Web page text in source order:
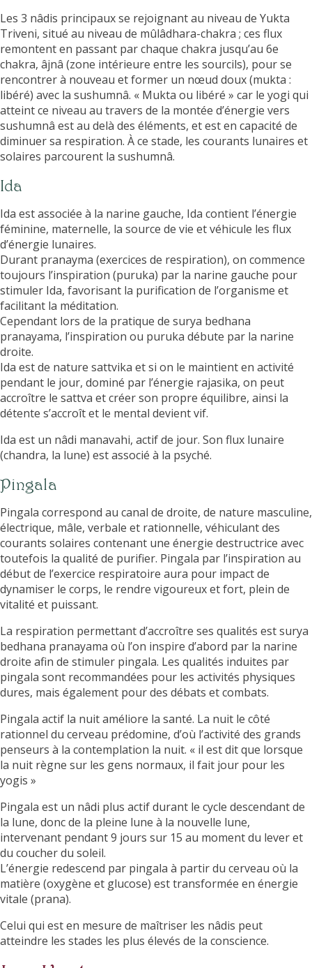
Les 3 nâdis principaux se rejoignant au niveau de Yukta
Triveni, situé au niveau de mûlâdhara-chakra ; ces flux
remontent en passant par chaque chakra jusqu’au 6e
chakra, âjnâ (zone intérieure entre les sourcils), pour se
rencontrer à nouveau et former un nœud doux (mukta :
libéré) avec la sushumnâ. « Mukta ou libéré » car le yogi qui
atteint ce niveau au travers de la montée d’énergie vers
sushumnâ est au delà des éléments, et est en capacité de
diminuer sa respiration. À ce stade, les courants lunaires et
solaires parcourent la sushumnâ.
Ida
Ida est associée à la narine gauche, Ida contient l’énergie
féminine, maternelle, la source de vie et véhicule les flux
d’énergie lunaires.
Durant pranayma (exercices de respiration), on commence
toujours l’inspiration (puruka) par la narine gauche pour
stimuler Ida, favorisant la purification de l’organisme et
facilitant la méditation.
Cependant lors de la pratique de surya bedhana
pranayama, l’inspiration ou puruka débute par la narine
droite.
Ida est de nature sattvika et si on le maintient en activité
pendant le jour, dominé par l’énergie rajasika, on peut
accroître le sattva et créer son propre équilibre, ainsi la
détente s’accroît et le mental devient vif.
Ida est un nâdi manavahi, actif de jour. Son flux lunaire
(chandra, la lune) est associé à la psyché.
Pingala
Pingala correspond au canal de droite, de nature masculine,
électrique, mâle, verbale et rationnelle, véhiculant des
courants solaires contenant une énergie destructrice avec
toutefois la qualité de purifier. Pingala par l’inspiration au
début de l’exercice respiratoire aura pour impact de
dynamiser le corps, le rendre vigoureux et fort, plein de
vitalité et puissant.
La respiration permettant d’accroître ses qualités est surya
bedhana pranayama où l’on inspire d’abord par la narine
droite afin de stimuler pingala. Les qualités induites par
pingala sont recommandées pour les activités physiques
dures, mais également pour des débats et combats.
Pingala actif la nuit améliore la santé. La nuit le côté
rationnel du cerveau prédomine, d’où l’activité des grands
penseurs à la contemplation la nuit. « il est dit que lorsque
la nuit règne sur les gens normaux, il fait jour pour les
yogis »
Pingala est un nâdi plus actif durant le cycle descendant de
la lune, donc de la pleine lune à la nouvelle lune,
intervenant pendant 9 jours sur 15 au moment du lever et
du coucher du soleil.
L’énergie redescend par pingala à partir du cerveau où la
matière (oxygène et glucose) est transformée en énergie
vitale (prana).
Celui qui est en mesure de maîtriser les nâdis peut
atteindre les stades les plus élevés de la conscience.